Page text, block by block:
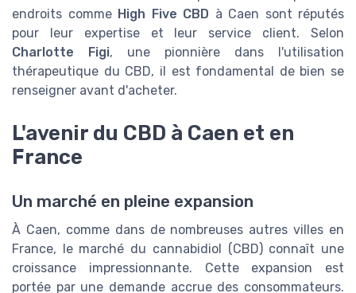
endroits comme High Five CBD à Caen sont réputés
pour leur expertise et leur service client. Selon
Charlotte Figi, une pionnière dans l'utilisation
thérapeutique du CBD, il est fondamental de bien se
renseigner avant d'acheter.
L'avenir du CBD à Caen et en
France
Un marché en pleine expansion
À Caen, comme dans de nombreuses autres villes en
France, le marché du cannabidiol (CBD) connaît une
croissance impressionnante. Cette expansion est
portée par une demande accrue des consommateurs.